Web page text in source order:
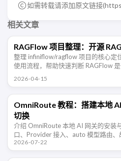
如需转载请添加原文链接(
相关文章
RAGFlow 项目整理：开源
整理 infiniflow/ragflow 项目的核心定
使用流程，帮助快速判断 RAGFlow
2026-04-15
OmniRoute 教程：搭建本地
切换
介绍 OmniRoute 本地 AI 网关的安装
口、Provider 接入、auto 模型路由
MCP 安全。
2026-07-22